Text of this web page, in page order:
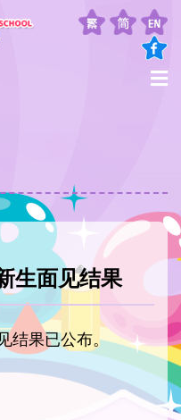
生面见结果
结果已公布。